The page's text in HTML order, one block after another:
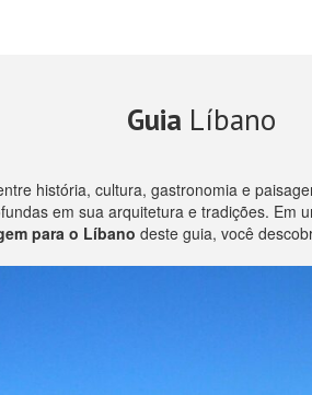
Guia Líbano
história, cultura, gastronomia e
em sua arquitetura e tradições.
para o Líbano deste guia, você